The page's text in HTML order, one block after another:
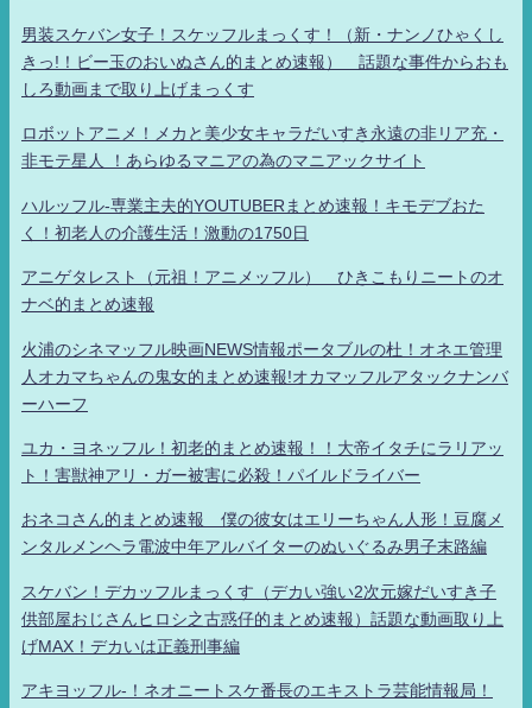
男装スケバン女子！スケッフルまっくす！（新・ナンノひゃくし
きっ!！ビー玉のおいぬさん的まとめ速報） 話題な事件からおも
しろ動画まで取り上げまっくす
ロボットアニメ！メカと美少女キャラだいすき永遠の非リア充・
非モテ星人 ！あらゆるマニアの為のマニアックサイト
ハルッフル-専業主夫的YOUTUBERまとめ速報！キモデブおた
く！初老人の介護生活！激動の1750日
アニゲタレスト（元祖！アニメッフル） ひきこもりニートのオ
ナベ的まとめ速報
火浦のシネマッフル映画NEWS情報ポータブルの杜！オネエ管理
人オカマちゃんの鬼女的まとめ速報!オカマッフルアタックナンバ
ーハーフ
ユカ・ヨネッフル！初老的まとめ速報！！大帝イタチにラリアッ
ト！害獣神アリ・ガー被害に必殺！パイルドライバー
おネコさん的まとめ速報 僕の彼女はエリーちゃん人形！豆腐メ
ンタルメンヘラ電波中年アルバイターのぬいぐるみ男子末路編
スケバン！デカッフルまっくす（デカい強い2次元嫁だいすき子
供部屋おじさんヒロシ之古惑仔的まとめ速報）話題な動画取り上
げMAX！デカいは正義刑事編
アキヨッフル-！ネオニートスケ番長のエキストラ芸能情報局！